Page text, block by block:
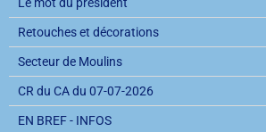
Retouches et décorations
Secteur de Moulins
CR du CA du 07-07-2026
EN BREF - INFOS